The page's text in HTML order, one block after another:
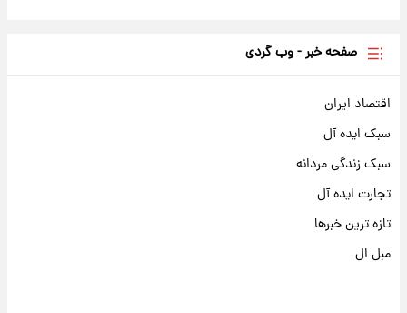
صفحه خبر - وب گردی
اقتصاد ایران
سبک ایده آل
سبک زندگی مردانه
تجارت ایده آل
تازه ترین خبرها
مبل ال